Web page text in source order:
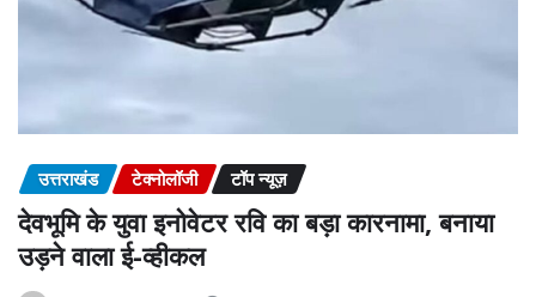
उत्तराखंड टेक्नोलॉजी टॉप न्यूज़
देवभूमि के युवा इनोवेटर रवि का बड़ा कारनामा, बनाया
उड़ने वाला ई-व्हीकल